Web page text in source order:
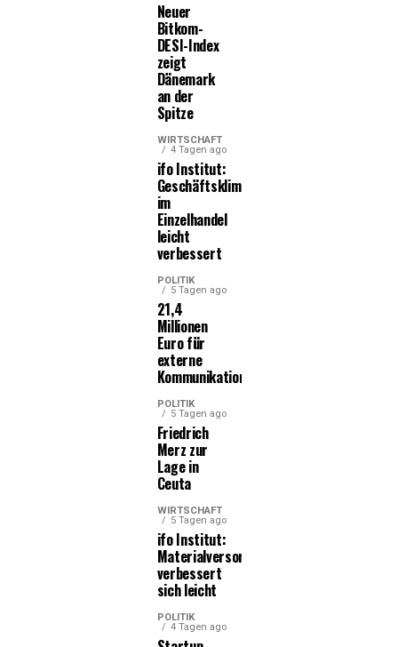
Neuer
Bitkom-
DESI-Index
zeigt
Dänemark
an der
Spitze
WIRTSCHAFT
4 Tagen ago
ifo Institut:
Geschäftsklima
im
Einzelhandel
leicht
verbessert
POLITIK
5 Tagen ago
21,4
Millionen
Euro für
externe
Kommunikationsleistungen
POLITIK
5 Tagen ago
Friedrich
Merz zur
Lage in
Ceuta
WIRTSCHAFT
5 Tagen ago
ifo Institut:
Materialversorgung
verbessert
sich leicht
POLITIK
4 Tagen ago